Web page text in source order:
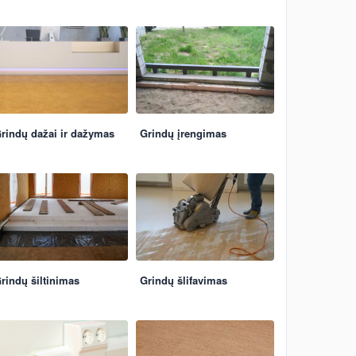
dažai ir dažymas Grindų įrengimas
šiltinimas Grindų šlifavimas